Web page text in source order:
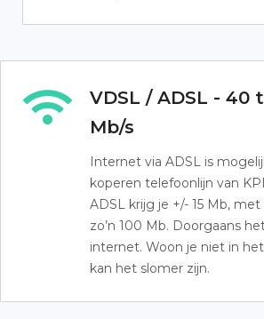
VDSL / ADSL - 40
Mb/s
Internet via ADSL is
koperen telefoonlijn van
ADSL krijg je +/- 15 Mb,
zo’n 100 Mb. Doorgaans
internet. Woon je niet in
kan het slomer zijn.